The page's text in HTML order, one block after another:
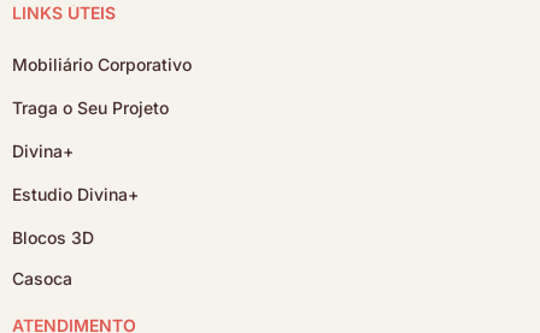
LINKS ÚTEIS
Mobiliário Corporativo
Traga o Seu Projeto
Divina+
Estudio Divina+
Blocos 3D
Casoca
ATENDIMENTO